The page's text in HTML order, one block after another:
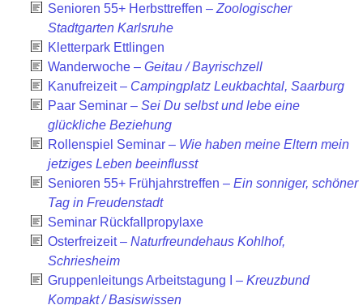
Senioren 55+ Herbsttreffen –Zoologischer
Stadtgarten Karlsruhe
Kletterpark Ettlingen
Wanderwoche –Geitau / Bayrischzell
Kanufreizeit – Campingplatz Leukbachtal, Saarburg
Paar Seminar –Sei Du selbst und lebe eine
glückliche Beziehung
Rollenspiel Seminar – Wie haben meine Eltern mein
jetziges Leben beeinflusst
Senioren 55+ Frühjahrstreffen –Ein sonniger, schöner
Tag in Freudenstadt
Seminar Rückfallpropylaxe
Osterfreizeit –Naturfreundehaus Kohlhof,
Schriesheim
Gruppen­leitungs Arbeits­tagung I –Kreuzbund
Kompakt / Basiswissen